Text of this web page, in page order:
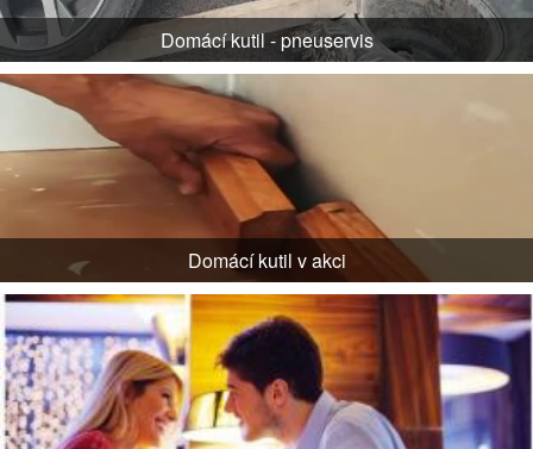
Domácí kutil - pneuservis
Domácí kutil v akci